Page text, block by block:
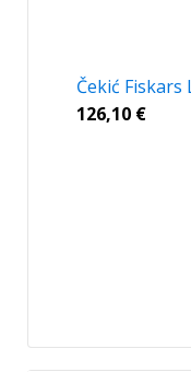
Čekić
126,10 €